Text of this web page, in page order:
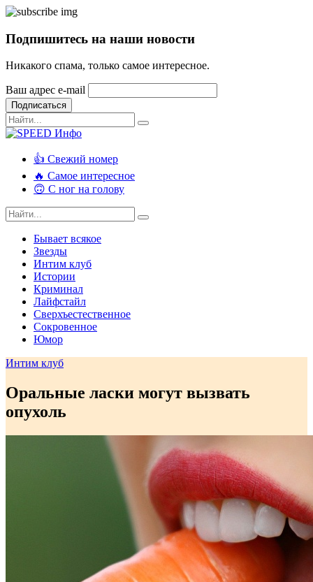
Подпишитесь на наши новости
Никакого спама, только самое интересное.
Ваш адрес e-mail
Подписаться
👍 Свежий номер
🔥 Самое интересное
🙃 С ног на голову
Бывает всякое
Звезды
Интим клуб
Истории
Криминал
Лайфстайл
Сверхъестественное
Сокровенное
Юмор
Интим клуб
Оральные ласки могут вызвать
опухоль